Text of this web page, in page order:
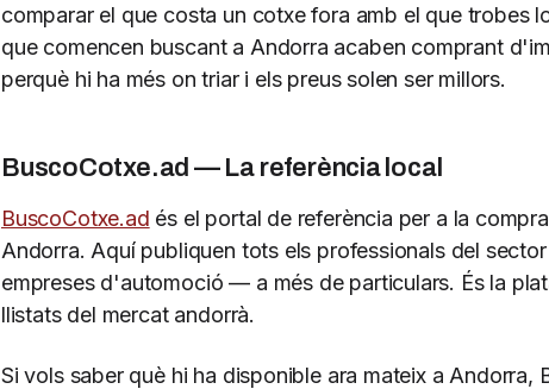
comparar el que costa un cotxe fora amb el que trobes
que comencen buscant a Andorra acaben comprant
perquè hi ha més on triar i els preus solen ser millors.
BuscoCotxe.ad — La referència local
BuscoCotxe.ad és el portal de referència per a la
Andorra. Aquí publiquen tots els professionals del
empreses d'automoció — a més de particulars. És la
llistats del mercat andorrà.
Si vols saber què hi ha disponible ara mateix a Andorra,